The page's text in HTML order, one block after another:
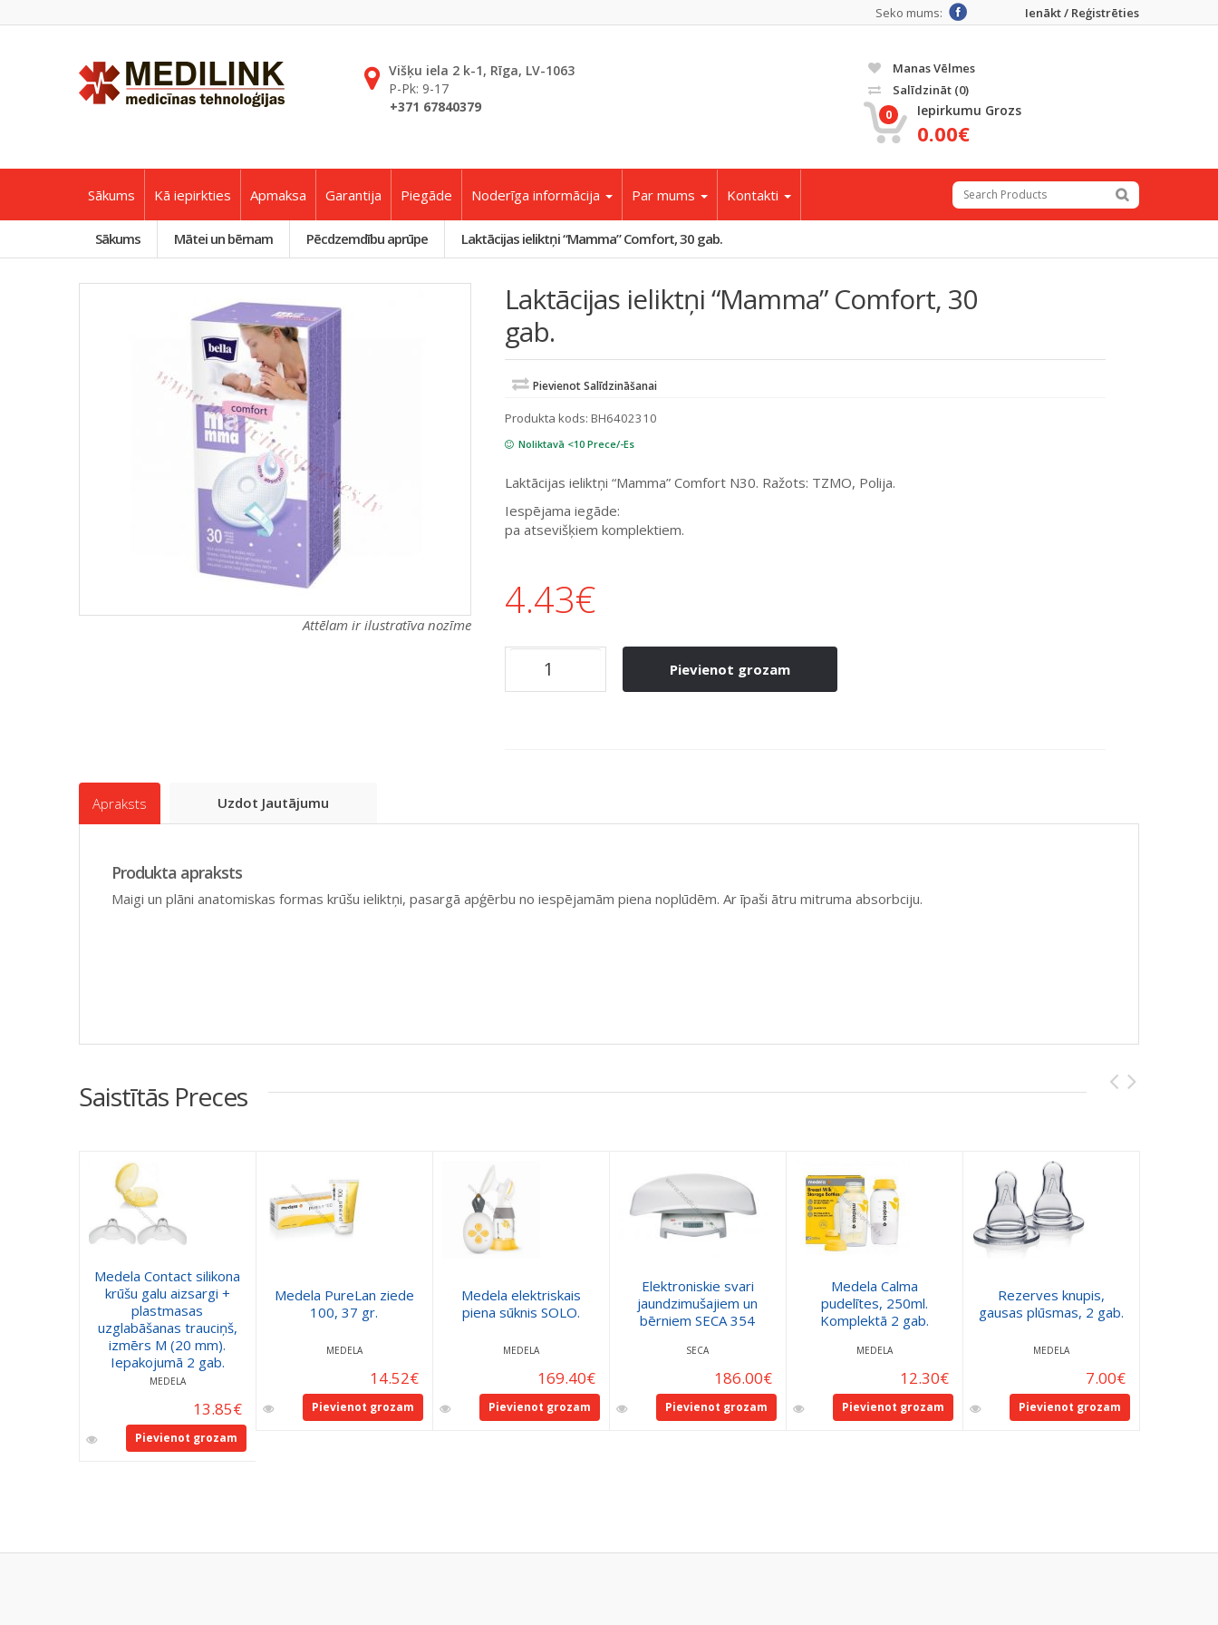
Ienākt / Reģistrēties
Seko mums:
Višķu iela 2 k-1, Rīga, LV-1063
P-Pk: 9-17
+371 67840379
Manas Vēlmes
Salīdzināt (0)
0 Iepirkumu Grozs
0.00€
Sākums Kā iepirkties Apmaksa Garantija Piegāde Noderīga informācija Par mums Kontakti
Sākums Mātei un bērnam Pēcdzemdību aprūpe Laktācijas ieliktņi “Mamma” Comfort, 30 gab.
Attēlam ir ilustratīva nozīme
Laktācijas ieliktņi “Mamma” Comfort, 30
gab.
Pievienot Salīdzināšanai
Produkta kods: BH6402310
Noliktavā <10 Prece/-Es
Laktācijas ieliktņi “Mamma” Comfort N30. Ražots: TZMO, Polija.
Iespējama iegāde:
pa atsevišķiem komplektiem.
4.43€
Pievienot grozam
Apraksts Uzdot Jautājumu
Produkta apraksts
Maigi un plāni anatomiskas formas krūšu ieliktņi, pasargā apģērbu no iespējamām piena noplūdēm. Ar īpaši ātru mitruma absorbciju.
Saistītās Preces
Medela Contact silikona
krūšu galu aizsargi +
plastmasas
uzglabāšanas trauciņš,
izmērs M (20 mm).
Iepakojumā 2 gab.
MEDELA
13.85€
Pievienot grozam
Medela PureLan ziede
100, 37 gr.
MEDELA
14.52€
Pievienot grozam
Medela elektriskais
piena sūknis SOLO.
MEDELA
169.40€
Pievienot grozam
Elektroniskie svari
jaundzimušajiem un
bērniem SECA 354
SECA
186.00€
Pievienot grozam
Medela Calma
pudelītes, 250ml.
Komplektā 2 gab.
MEDELA
12.30€
Pievienot grozam
Rezerves knupis,
gausas plūsmas, 2 gab.
MEDELA
7.00€
Pievienot grozam